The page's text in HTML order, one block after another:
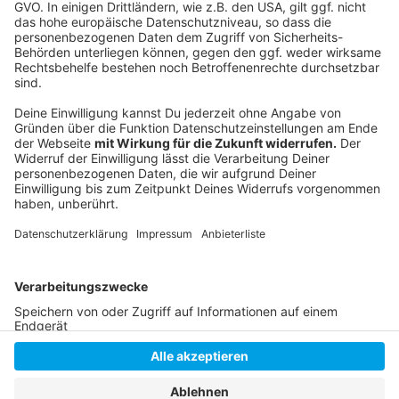
Anzeige
John schlägt sich gemeinsam mit Quiet durch.
Anzeige
Anzeige